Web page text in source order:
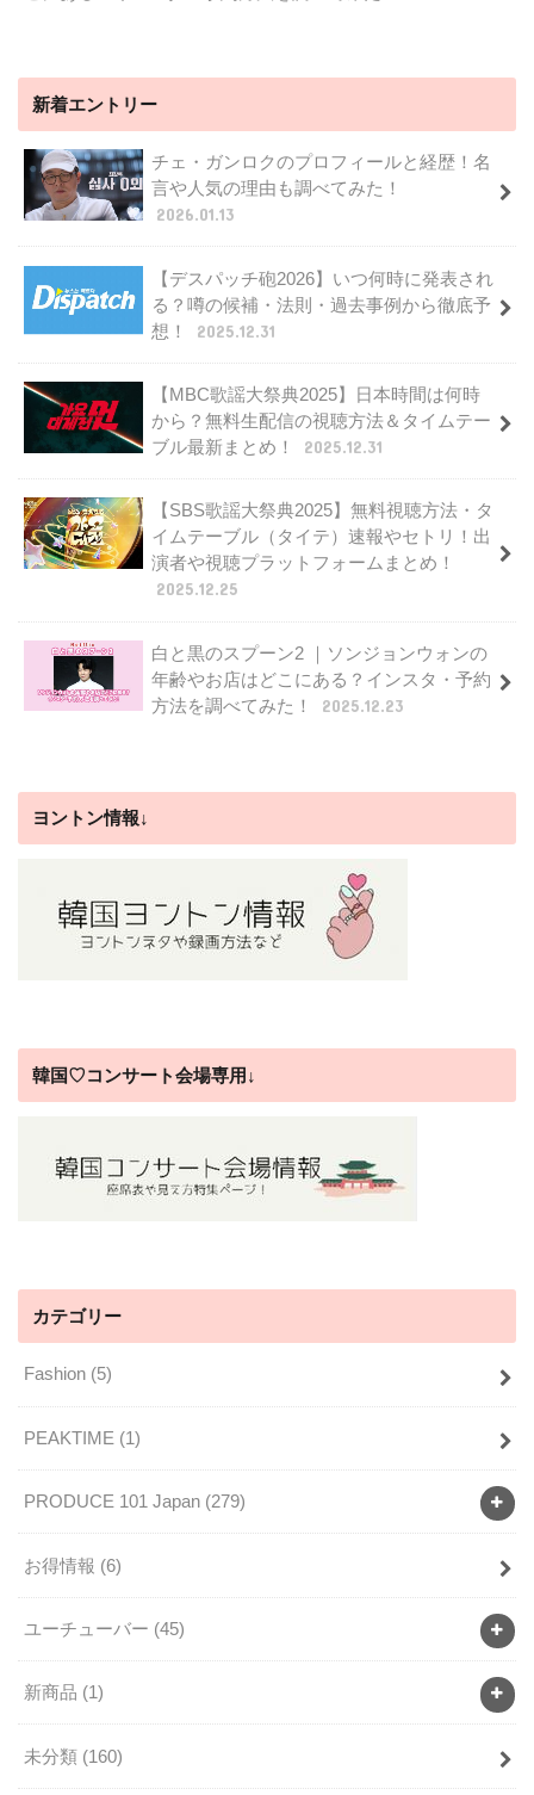
新着エントリー
チェ・ガンロクのプロフィールと経歴！名
言や人気の理由も調べてみた！
2026.01.13
【デスパッチ砲2026】いつ何時に発表され
る？噂の候補・法則・過去事例から徹底予
想！
2025.12.31
【MBC歌謡大祭典2025】日本時間は何時
から？無料生配信の視聴方法＆タイムテー
ブル最新まとめ！
2025.12.31
【SBS歌謡大祭典2025】無料視聴方法・タ
イムテーブル（タイテ）速報やセトリ！出
演者や視聴プラットフォームまとめ！
2025.12.25
白と黒のスプーン2 ｜ソンジョンウォンの
年齢やお店はどこにある？インスタ・予約
方法を調べてみた！
2025.12.23
ヨントン情報↓
韓国♡コンサート会場専用↓
カテゴリー
Fashion (5)
PEAKTIME (1)
PRODUCE 101 Japan (279)
お得情報 (6)
ユーチューバー (45)
新商品 (1)
未分類 (160)